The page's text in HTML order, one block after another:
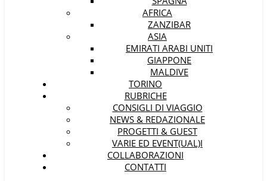
AFRICA
ZANZIBAR
ASIA
EMIRATI ARABI UNITI
GIAPPONE
MALDIVE
TORINO
RUBRICHE
CONSIGLI DI VIAGGIO
NEWS & REDAZIONALE
PROGETTI & GUEST
VARIE ED EVENT(UAL)I
COLLABORAZIONI
CONTATTI